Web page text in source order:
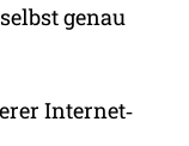
genau
Internet‐